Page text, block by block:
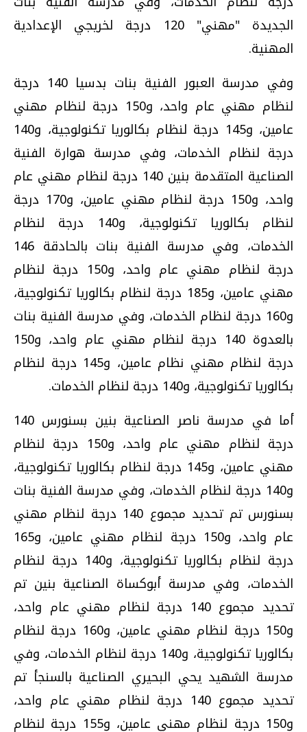
الجديدة "مهني" 120 درجة لخريجي الإعدادية
المهنية.
وفي مدرسة العبور الفنية بنات بدسيا 140 درجة
لنظام مهني عام واحد، و150 درجة لنظام مهني
عامين، و145 درجة لنظام بكالوريا تكنولوجية، و140
درجة لنظام الخدمات، وفي مدرسة هوارة الفنية
الصناعية المتقدمة بنين 140 درجة لنظام مهني عام
واحد، و150 درجة لنظام مهني عامين، و170 درجة
لنظام بكالوريا تكنولوجية، و140 درجة لنظام
الخدمات، وفي مدرسة الفنية بنات بالحادقة 146
درجة لنظام مهني عام واحد، و150 درجة لنظام
مهني عامين، و185 درجة لنظام بكالوريا تكنولوجية،
و160 درجة لنظام الخدمات، وفي مدرسة الفنية بنات
بالعدوة 140 درجة لنظام مهني عام واحد، و150
درجة لنظام مهني نظام عامين، و145 درجة لنظام
بكالوريا تكنولوجية، و140 درجة لنظام الخدمات.
أما في مدرسة ناصر الصناعية بنين بسنورس 140
درجة لنظام مهني عام واحد، و150 درجة لنظام
مهني عامين، و145 درجة لنظام بكالوريا تكنولوجية،
و140 درجة لنظام الخدمات، وفي مدرسة الفنية بنات
بسنورس تم تحديد مجموع 140 درجة لنظام مهني
عام واحد، و150 درجة لنظام مهني عامين، و165
درجة لنظام بكالوريا تكنولوجية، و140 درجة لنظام
الخدمات، وفي مدرسة أبوكساة الصناعية بنين تم
تحديد مجموع 140 درجة لنظام مهني عام واحد،
و150 درجة لنظام مهني عامين، و160 درجة لنظام
بكالوريا تكنولوجية، و140 درجة لنظام الخدمات، وفي
مدرسة الشهيد يحي البحيري الصناعية بالسنجأ تم
تحديد مجموع 140 درجة لنظام مهني عام واحد،
و150 درجة لنظام مهني عامين، و155 درجة لنظام